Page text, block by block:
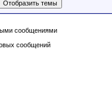
сообщениями
сообщений